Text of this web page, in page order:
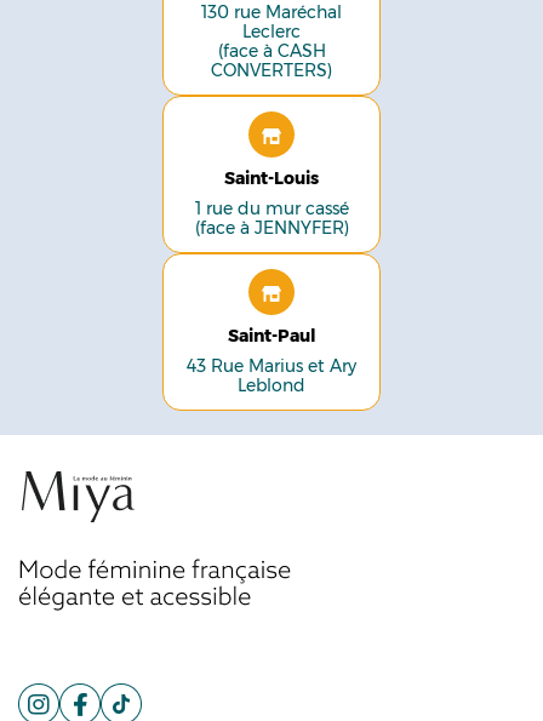
130 rue Maréchal
Leclerc
(face à CASH
CONVERTERS)
Saint-Louis
1 rue du mur cassé
(face à JENNYFER)
Saint-Paul
43 Rue Marius et Ary
Leblond